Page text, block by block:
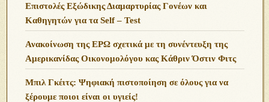
Επιστολές Εξώδικης Διαμαρτυρίας Γονέων και
Καθηγητών για τα Self – Test
Ανακοίνωση της ΕΡΩ σχετικά με τη συνέντευξη της
Αμερικανίδας Οικονομολόγου κας Κάθριν Όστιν Φιτς
Μπιλ Γκέιτς: Ψηφιακή πιστοποίηση σε όλους για να
ξέρουμε ποιοι είναι οι υγιείς!